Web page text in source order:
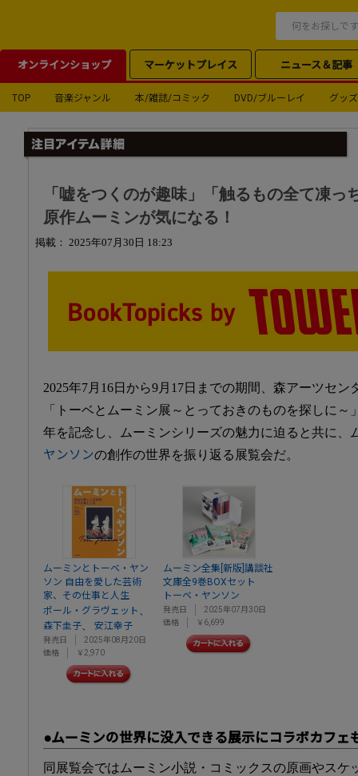
オンラインショップ マーケットプレイス ニュース＆記事
TOP 音楽ジャンル 本/雑誌/コミック DVD/ブルーレイ グッズ
「嘘をつくのが趣味」「触るもの全て凍っ
原作ムーミンが気になる！
掲載： 2025年07月30日 18:23
2025年7月16日から9月17日までの期間、森アーツセ
「トーベとムーミン展～とっておきのものを探しに～
年を記念し、ムーミンシリーズの魅力に迫ると共に、
ヤンソンの創作の世界を振り返る展覧会だ。
ムーミンとトーベ・ヤン
ソン 自由を愛した芸術
家、その仕事と人生
ポール・グラヴェット
森下圭子 安江幸子
発売日
2025年08月20日
価格
￥2,970
ムーミン全集[新版]講談社
文庫全9巻BOXセット
トーベ・ヤンソン
発売日
2025年07月30日
価格
￥6,699
●ムーミンの世界に没入できる展示にコラボカフェ
同展覧会ではムーミン小説・コミックスの原画やスケ